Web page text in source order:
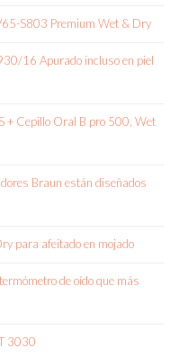
S803 Premium Wet & Dry
16 Apurado incluso en piel
+ Cepillo Oral B pro 500, Wet
Braun están diseñados
para afeitado en mojado
de oído que más
3030